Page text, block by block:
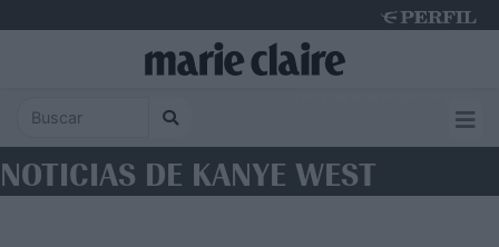
NOTICIAS DE KANYE WEST